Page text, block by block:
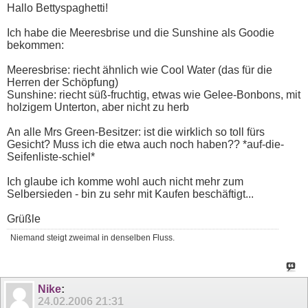
Hallo Bettyspaghetti!
Ich habe die Meeresbrise und die Sunshine als Goodie
bekommen:
Meeresbrise: riecht ähnlich wie Cool Water (das für die
Herren der Schöpfung)
Sunshine: riecht süß-fruchtig, etwas wie Gelee-Bonbons, mit
holzigem Unterton, aber nicht zu herb
An alle Mrs Green-Besitzer: ist die wirklich so toll fürs
Gesicht? Muss ich die etwa auch noch haben?? *auf-die-
Seifenliste-schiel*
Ich glaube ich komme wohl auch nicht mehr zum
Selbersieden - bin zu sehr mit Kaufen beschäftigt...
Grüßle
Niemand steigt zweimal in denselben Fluss.
Nike:
24.02.2006 21:31